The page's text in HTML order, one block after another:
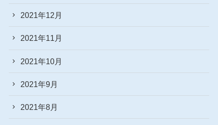
2021年12月
2021年11月
2021年10月
2021年9月
2021年8月